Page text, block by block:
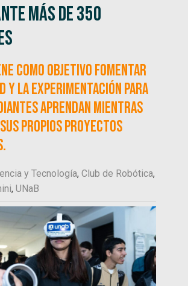
más de 350
como objetivo fomentar
y la experimentación para
aprendan mientras
propios proyectos
y Tecnología,Club de Robótica,
,UNaB